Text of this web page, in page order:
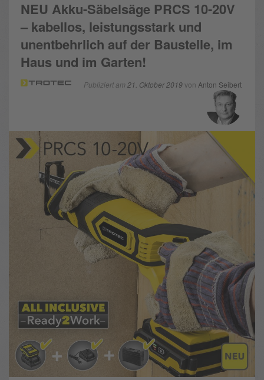
NEU Akku-Säbelsäge PRCS 10-20V
– kabellos, leistungsstark und
unentbehrlich auf der Baustelle, im
Haus und im Garten!
Publiziert am 21. Oktober 2019von Anton Seibert